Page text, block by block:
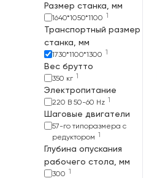
Размер станка, мм
1640*1050*1100 1
Транспортный размер
станка, мм
1730*1100*1300 1
Вес брутто
350 кг 1
Электропитание
220 В 50-60 Hz 1
Шаговые двигатели
57-го типоразмера с
редуктором 1
Глубина опускания
рабочего стола, мм
300 1